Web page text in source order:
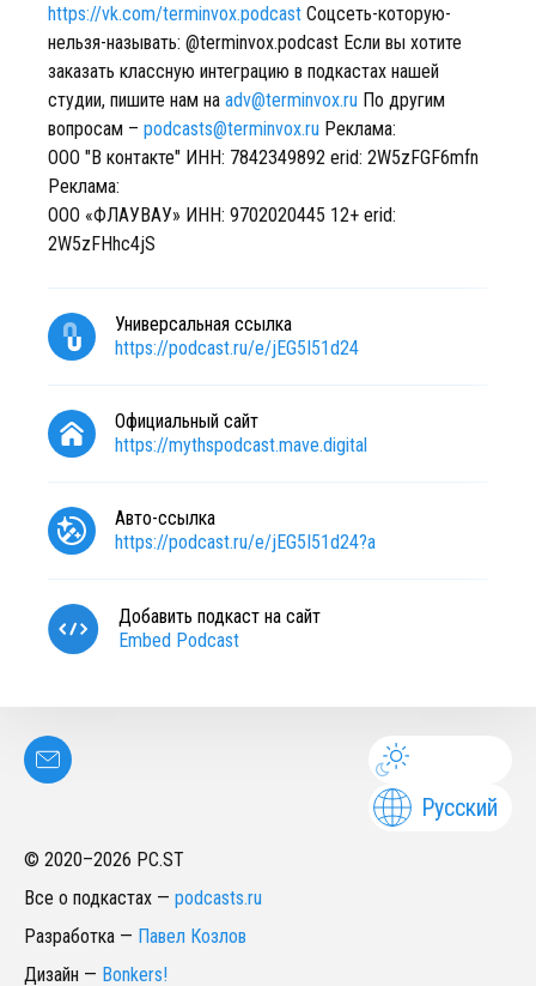
https://vk.com/terminvox.podcast Соцсеть-которую-
нельзя-называть: @terminvox.podcast Если вы хотите
заказать классную интеграцию в подкастах нашей
студии, пишите нам на adv@terminvox.ru По другим
вопросам – podcasts@terminvox.ru Реклама:
ООО "В контакте" ИНН: 7842349892 erid: 2W5zFGF6mfn
Реклама:
ООО «ФЛАУВАУ» ИНН: 9702020445 12+ erid:
2W5zFHhc4jS
Универсальная ссылка
https://podcast.ru/e/jEG5I51d24
Официальный сайт
https://mythspodcast.mave.digital
Авто-ссылка
https://podcast.ru/e/jEG5I51d24?a
Добавить подкаст на сайт
Embed Podcast
Русский
© 2020–2026 PC.ST
Все о подкастах — podcasts.ru
Разработка — Павел Козлов
Дизайн — Bonkers!